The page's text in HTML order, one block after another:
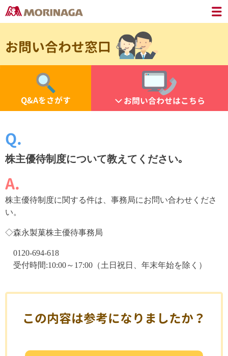
お問い合わせ窓口
Q&Aをさがす お問い合わせはこちら
株主優待制度について教えてください｡
株主優待制度に関する件は、事務局にお問い合わせくださ
い。
◇森永製菓株主優待事務局
0120-694-618
受付時間:10:00～17:00（土日祝日、年末年始を除く）
この内容は参考になりましたか？